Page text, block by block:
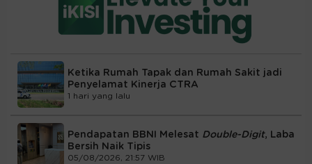
Ketika Rumah Tapak dan Rumah Sakit jadi
Penyelamat Kinerja CTRA
1 hari yang lalu
Pendapatan BBNI Melesat Double-Digit, Laba
Bersih Naik Tipis
05/08/2026, 21:57 WIB